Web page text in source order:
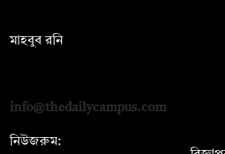
মাহবুব রনি
info@thedailycampus.com
নিউজরুম: